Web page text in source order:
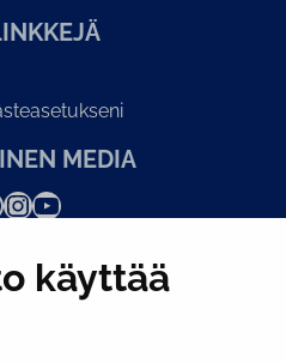
käyttää
MEDIA
InstagramYouTube